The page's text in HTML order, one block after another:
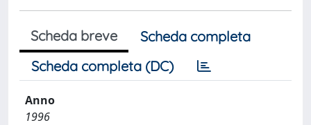
Scheda breve
Scheda completa
Scheda completa (DC)
Anno
1996